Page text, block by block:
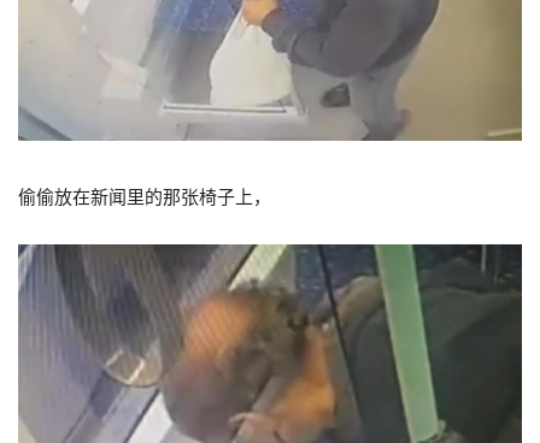
偷偷放在新闻里的那张椅子上，